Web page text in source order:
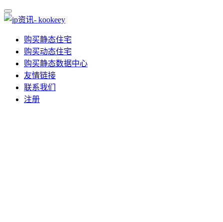
购买静态住宅
购买动态住宅
购买静态数据中心
友情链接
联系我们
注册